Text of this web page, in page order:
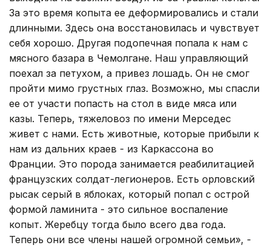
За это время копыта ее деформировались и стали
длинными. Здесь она восстановилась и чувствует
себя хорошо. Другая подопечная попала к нам с
мясного базара в Чемолгане. Наш управляющий
поехал за петухом, а привез лошадь. Он не смог
пройти мимо грустных глаз. Возможно, мы спасли
ее от участи попасть на стол в виде мяса или
казы. Теперь, тяжеловоз по имени Мерседес
живет с нами. Есть животные, которые прибыли к
нам из дальних краев - из Каркассона во
Франции. Это порода занимается реабилитацией
французских солдат-легионеров. Есть орловский
рысак серый в яблоках, который попал с острой
формой ламинита - это сильное воспаление
копыт. Жеребцу тогда было всего два года.
Теперь они все члены нашей огромной семьи», -